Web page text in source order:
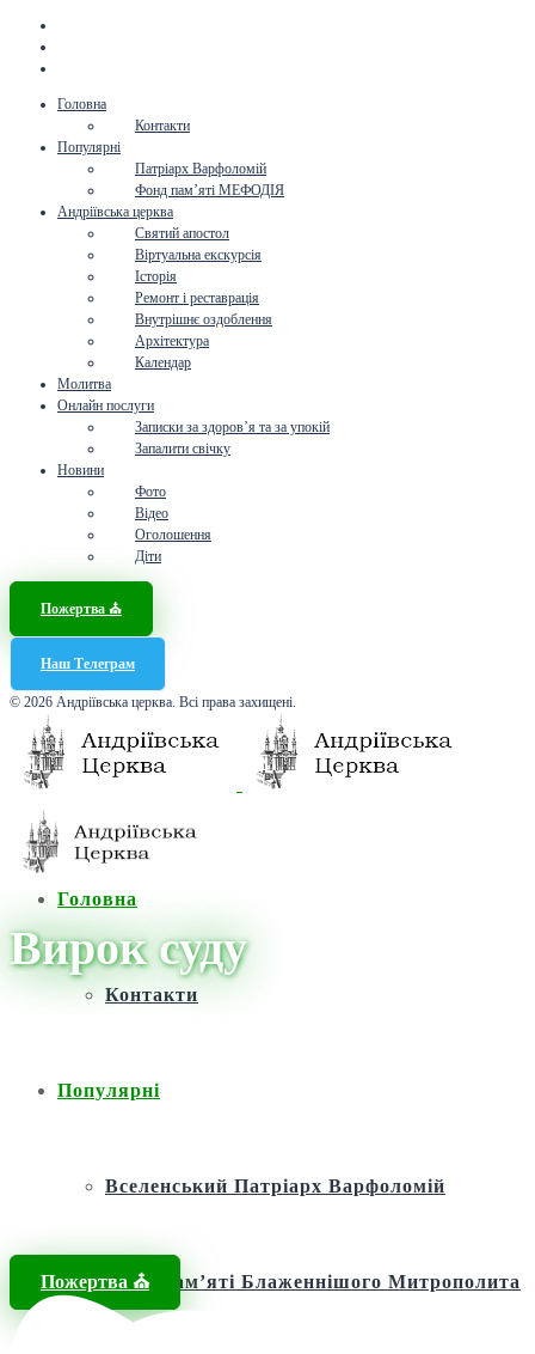
Головна
Контакти
Популярні
Патріарх Варфоломій
Фонд пам’яті МЕФОДІЯ
Андріївська церква
Святий апостол
Віртуальна екскурсія
Історія
Ремонт і реставрація
Внутрішнє оздоблення
Архітектура
Календар
Молитва
Онлайн послуги
Записки за здоров’я та за упокій
Запалити свічку
Новини
Фото
Відео
Оголошення
Діти
Пожертва ⛪️
Наш Телеграм
© 2026 Андріївська церква. Всі права захищені.
Головна
Контакти
Популярні
Вселенський Патріарх Варфоломій
Фонд пам’яті Блаженнішого Митрополита
Пожертва ⛪️
Вирок суду